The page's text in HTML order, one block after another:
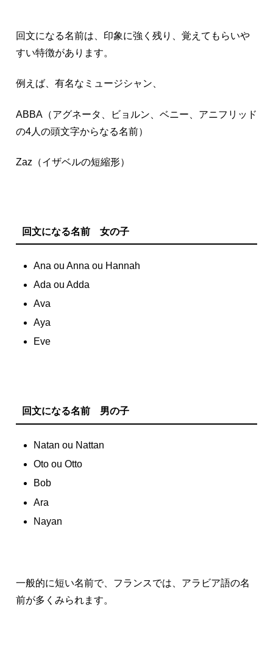
回文になる名前は、印象に強く残り、覚えてもらいや
すい特徴があります。
例えば、有名なミュージシャン、
ABBA（アグネータ、ビョルン、ベニー、アニフリッド
の4人の頭文字からなる名前）
Zaz（イザベルの短縮形）
回文になる名前 女の子
Ana ou Anna ou Hannah
Ada ou Adda
Ava
Aya
Eve
回文になる名前 男の子
Natan ou Nattan
Oto ou Otto
Bob
Ara
Nayan
一般的に短い名前で、フランスでは、アラビア語の名
前が多くみられます。